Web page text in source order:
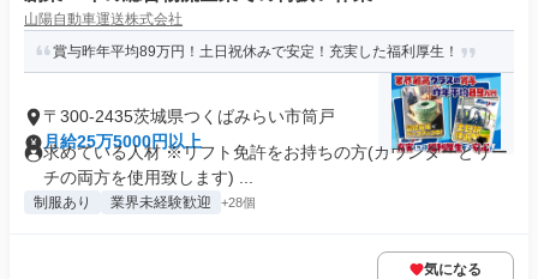
山陽自動車運送株式会社
賞与昨年平均89万円！土日祝休みで安定！充実した福利厚生！
〒300-2435茨城県つくばみらい市筒戸
月給25万5000円以上
求めている人材 ※リフト免許をお持ちの方(カウンターとリー
チの両方を使用致します) ...
制服あり 業界未経験歓迎 +28個
気になる